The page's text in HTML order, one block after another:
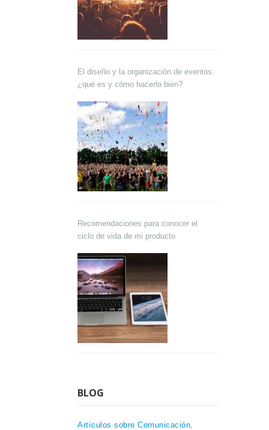
El diseño y la organización de eventos:
¿qué es y cómo hacerlo bien?
Recomendaciones para conocer el
ciclo de vida de mi producto
BLOG
Artículos sobre Comunicación,